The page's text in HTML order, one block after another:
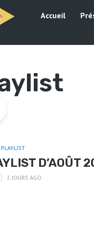
Accueil
PLAYLIST
D’AOÛT
2 JOURS AGO